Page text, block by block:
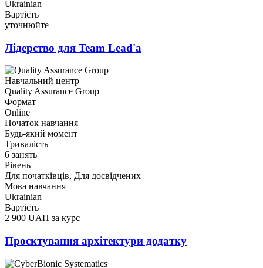
Ukrainian
Вартість
уточнюйте
Лідерство для Team Lead'a
Навчальний центр
Quality Assurance Group
Формат
Online
Початок навчання
Будь-який момент
Тривалість
6 занять
Рівень
Для початківців, Для досвідчених
Мова навчання
Ukrainian
Вартість
2 900 UAH за курс
Проєктування архітектури додатку